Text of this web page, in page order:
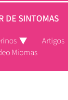
DE SINTOMAS
Artigos
Miomas